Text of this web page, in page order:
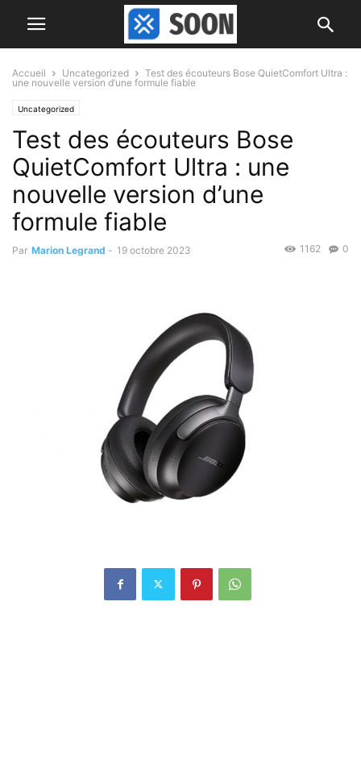
Accueil Uncategorized
Test des écouteurs Bose QuietComfort Ultra :
une nouvelle version d’une formule fiable
Uncategorized
Test des écouteurs Bose
QuietComfort Ultra : une
nouvelle version d’une
formule fiable
Par Marion Legrand - 19 octobre 2023 0
1162